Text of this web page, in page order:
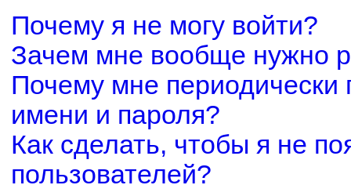
Почему я не могу войти?
Зачем мне вообще нужно
Почему мне периодически
имени и пароля?
Как сделать, чтобы я не
пользователей?